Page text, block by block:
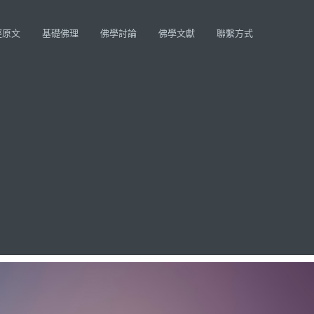
文 基礎佛理 佛學討論 佛學文獻 聯繫方式